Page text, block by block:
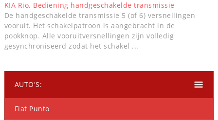
KIA Rio. Bediening handgeschakelde transmissie
De handgeschakelde transmissie 5 (of 6) versnellingen
vooruit. Het schakelpatroon is aangebracht in de
pookknop. Alle vooruitversnellingen zijn volledig
gesynchroniseerd zodat het schakel ...
AUTO'S:
Fiat Punto